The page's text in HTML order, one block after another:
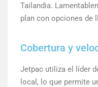
Tailandia.
plan con opciones de
Cobertura y
Jetpac utiliza el líder
local, lo que permite